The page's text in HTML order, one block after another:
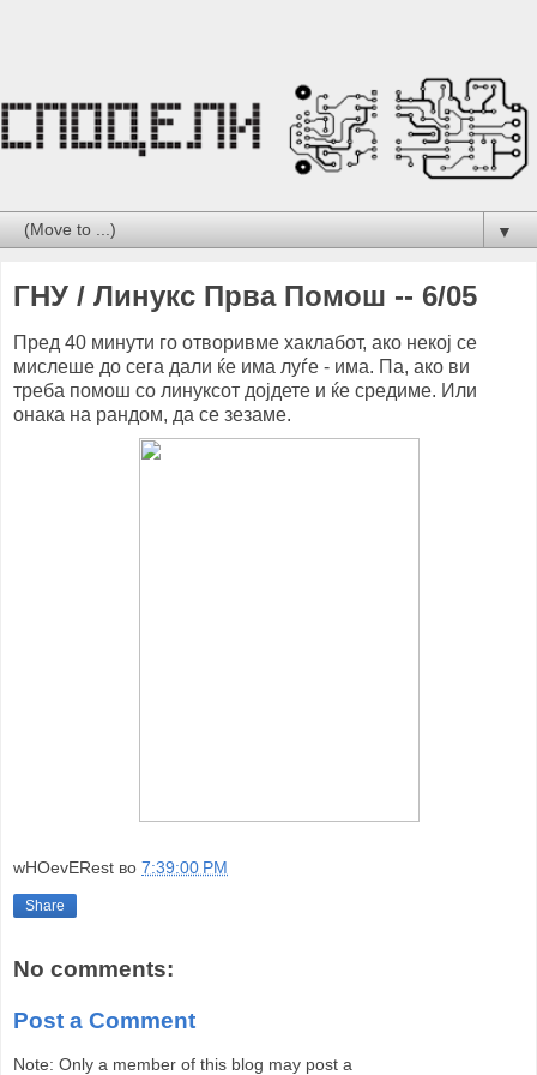
▼
ГНУ / Линукс Прва Помош -- 6/05
Пред 40 минути го отворивме хаклабот, ако некој се
мислеше до сега дали ќе има луѓе - има. Па, ако ви
треба помош со линуксот дојдете и ќе средиме. Или
онака на рандом, да се зезаме.
wHOevERest во 7:39:00 PM
Share
No comments:
Post a Comment
Note: Only a member of this blog may post a